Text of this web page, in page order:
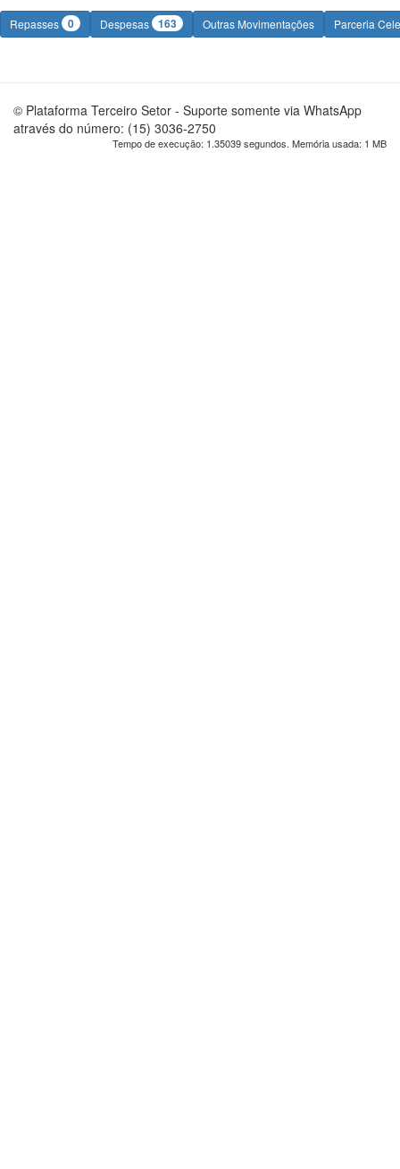
Repasses 0 Despesas 163 Outras Movimentações Parceria
© Plataforma Terceiro Setor - Suporte somente via WhatsApp
através do número: (15) 3036-2750
Tempo de execução: 1.35039 segundos. Memória usada: 1 MB